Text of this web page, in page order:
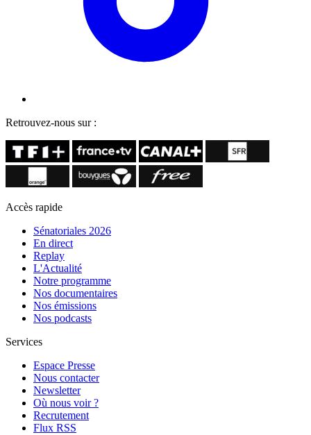
Retrouvez-nous sur :
Accès rapide
Sénatoriales 2026
En direct
Replay
L'Actualité
Notre programme
Nos documentaires
Nos émissions
Nos podcasts
Services
Espace Presse
Nous contacter
Newsletter
Où nous voir ?
Recrutement
Flux RSS